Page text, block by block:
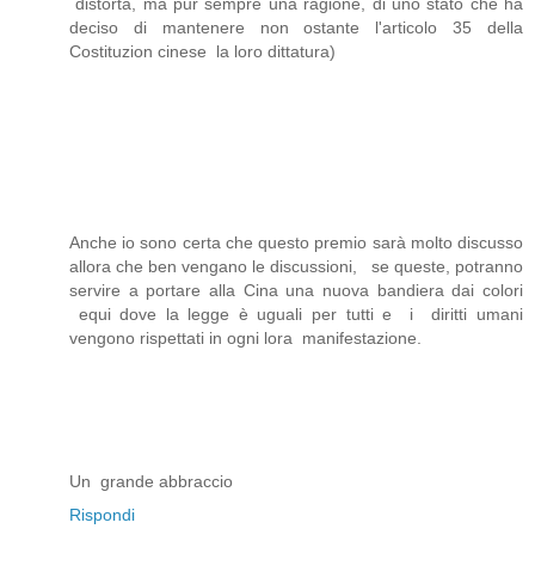
deciso di mantenere non ostante l'articolo 35 della
Costituzion cinese la loro dittatura)
Anche io sono certa che questo premio sarà molto discusso
allora che ben vengano le discussioni, se queste, potranno
servire a portare alla Cina una nuova bandiera dai colori
equi dove la legge è uguali per tutti e i diritti umani
vengono rispettati in ogni lora manifestazione.
Un grande abbraccio
Rispondi